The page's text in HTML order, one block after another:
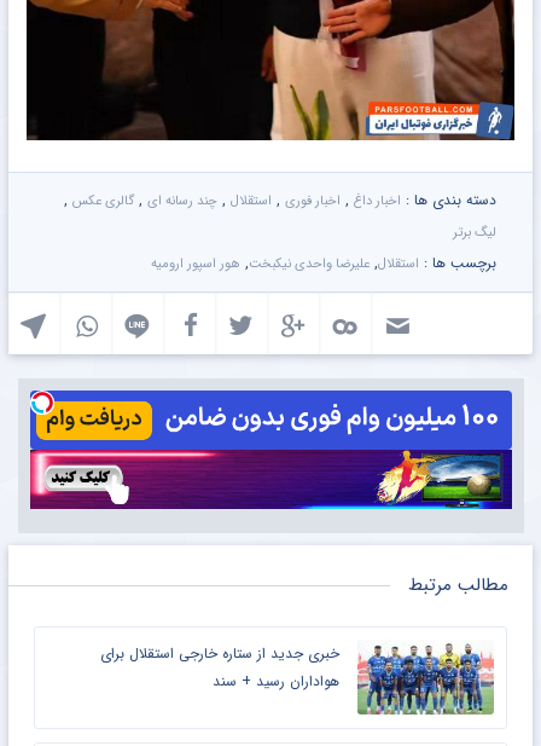
دسته بندی ها : اخبار داغ , اخبار فوری , استقلال , چند رسانه ای , گالری عکس ,
لیگ برتر
برچسب ها : استقلال, علیرضا واحدی نیکبخت, هور اسپور ارومیه
مطالب مرتبط
خبری جدید از ستاره خارجی استقلال برای
هواداران رسید + سند